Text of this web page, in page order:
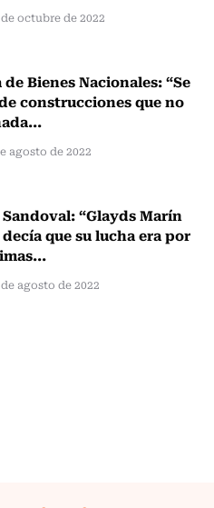
octubre de 2022
Bienes Nacionales: “Se
construcciones que no
agosto de 2022
“Glayds Marín
que su lucha era por
agosto de 2022